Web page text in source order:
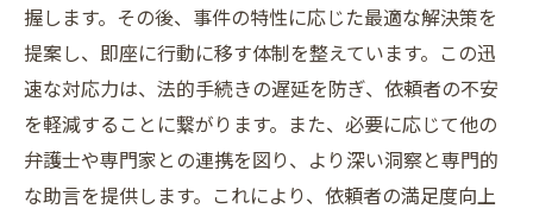
握します。その後、事件の特性に応じた最適な解決策を
提案し、即座に行動に移す体制を整えています。この迅
速な対応力は、法的手続きの遅延を防ぎ、依頼者の不安
を軽減することに繋がります。また、必要に応じて他の
弁護士や専門家との連携を図り、より深い洞察と専門的
な助言を提供します。これにより、依頼者の満足度向上